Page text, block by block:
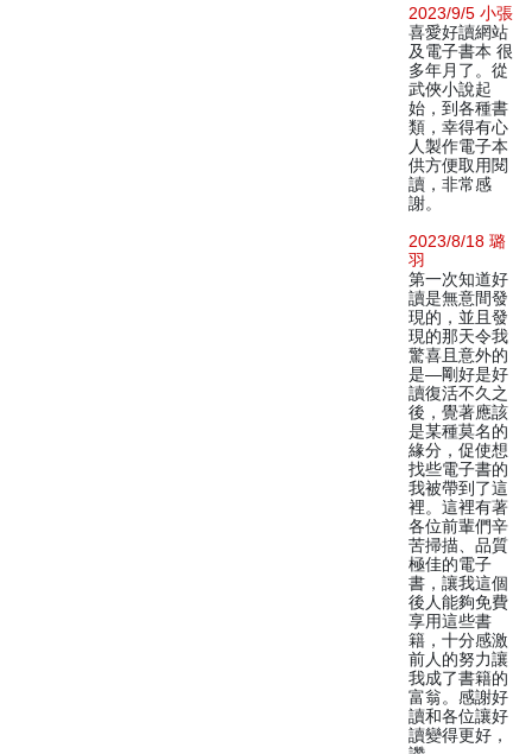
2023/9/5 小張
喜愛好讀網站
及電子書本 很
多年月了。從
武俠小說起
始，到各種書
類，幸得有心
人製作電子本
供方便取用閱
讀，非常感
謝。
2023/8/18 璐
羽
第一次知道好
讀是無意間發
現的，並且發
現的那天令我
驚喜且意外的
是—剛好是好
讀復活不久之
後，覺著應該
是某種莫名的
緣分，促使想
找些電子書的
我被帶到了這
裡。這裡有著
各位前輩們辛
苦掃描、品質
極佳的電子
書，讓我這個
後人能夠免費
享用這些書
籍，十分感激
前人的努力讓
我成了書籍的
富翁。感謝好
讀和各位讓好
讀變得更好，